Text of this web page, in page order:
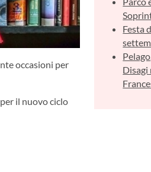
occasioni per
il nuovo ciclo
Festa
Disagi